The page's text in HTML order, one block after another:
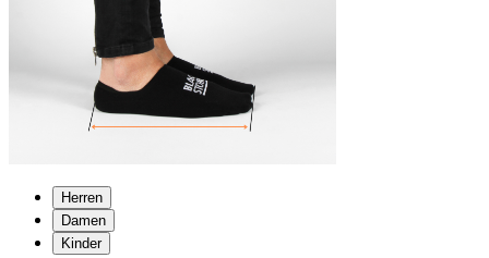
Herren
Damen
Kinder